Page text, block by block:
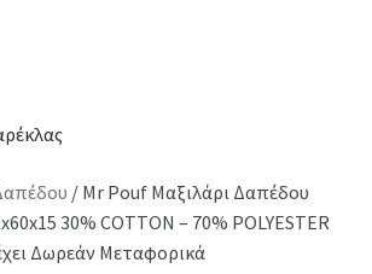
/ Mr Pouf Μαξιλάρι Δαπέδου
30% COTTON – 70% POLYESTER
Δωρεάν Μεταφορικά